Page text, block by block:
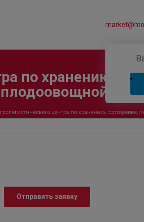
по хранению,
центра по хранению,
Отправить заявку